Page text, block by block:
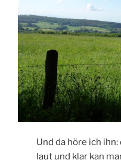
Und da höre ich
laut und klar kan